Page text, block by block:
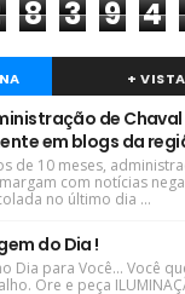
8 3 9 4
+
de
em blogs da
de 10 meses,
com notícias
no último dia ...
do Dia !
Dia para Você... Você
Ore e peça